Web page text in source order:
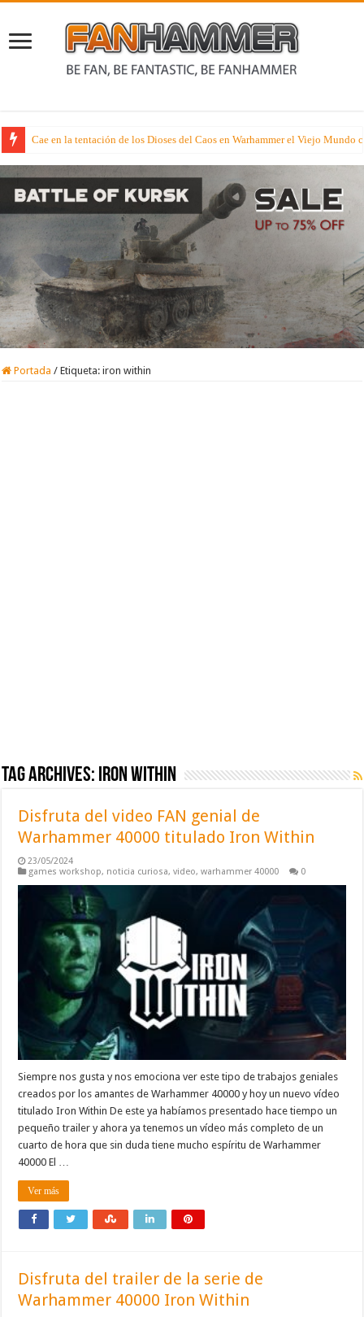
Cae en la tentación de los Dioses del Caos en Warhammer el Viejo Mundo
Portada / Etiqueta:iron within
Tag Archives: iron within
Disfruta del video FAN genial de
Warhammer 40000 titulado Iron Within
23/05/2024
games workshop, noticia curiosa,video,warhammer 40000 0
Siempre nos gusta y nos emociona ver este tipo de trabajos geniales
creados por los amantes de Warhammer 40000 y hoy un nuevo vídeo
titulado Iron Within De este ya habíamos presentado hace tiempo un
pequeño trailer y ahora ya tenemos un vídeo más completo de un
cuarto de hora que sin duda tiene mucho espíritu de Warhammer
40000 El …
Ver más
Disfruta del trailer de la serie de
Warhammer 40000 Iron Within